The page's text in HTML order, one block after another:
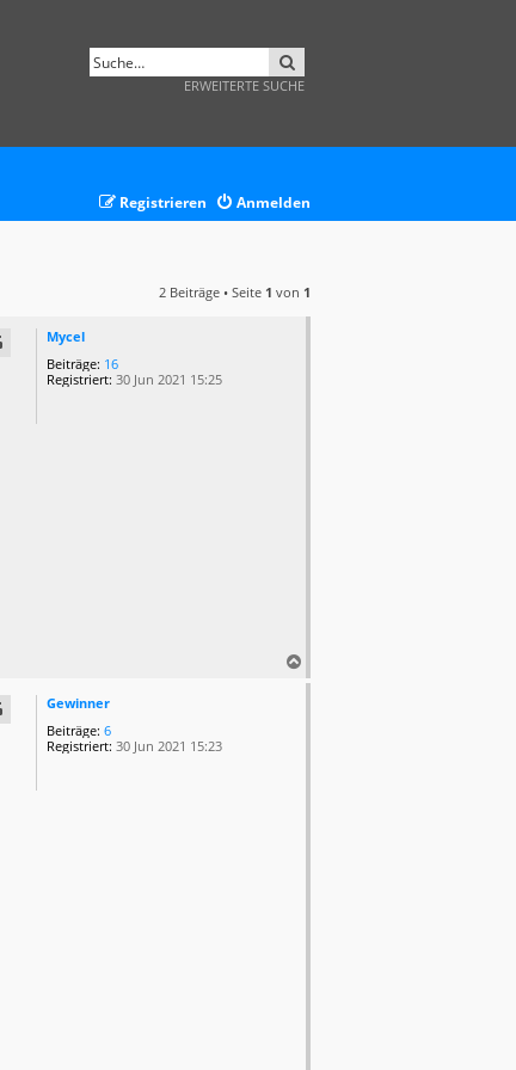
ERWEITERTE SUCHE
Anmelden
Registrieren
2 Beiträge • Seite 1 von 1
Mycel
Beiträge: 16
Registriert: 30 Jun 2021 15:25
a
Gewinner
Beiträge: 6
Registriert: 30 Jun 2021 15:23